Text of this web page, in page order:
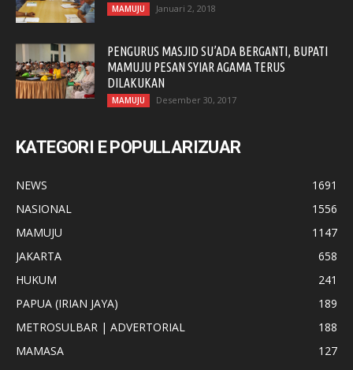
MAMUJU Januari 2, 2018
PENGURUS MASJID SU’ADA BERGANTI, BUPATI
MAMUJU PESAN SYIAR AGAMA TERUS
DILAKUKAN
MAMUJU Desember 30, 2017
KATEGORI E POPULLARIZUAR
NEWS
1691
NASIONAL
1556
MAMUJU
1147
JAKARTA
658
HUKUM
241
PAPUA (IRIAN JAYA)
189
METROSULBAR | ADVERTORIAL
188
MAMASA
127